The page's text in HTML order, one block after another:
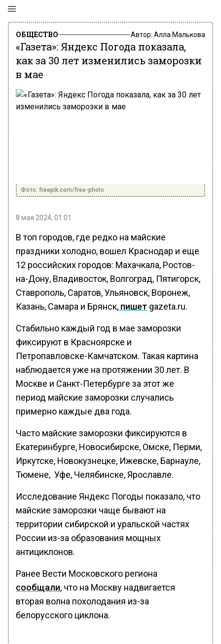
ОБЩЕСТВО Автор: Алла Малькова
«Газета»: Яндекс Погода показала,
как за 30 лет изменились заморозки
в мае
Фото: freepik.com/free-photo
8 мая 2024, 01:01
В топ городов, где редко на майские
праздники холодно, вошел Краснодар и еще
12 российских городов: Махачкала, Ростов-
на-Дону, Владивосток, Волгоград, Пятигорск,
Ставрополь, Саратов, Ульяновск, Воронеж,
Казань, Самара и Брянск, пишет gazeta.ru.
Стабильно каждый год в мае заморозки
фиксируют в Красноярске и
Петропавловске-Камчатском. Такая картина
наблюдается уже на протяжении 30 лет. В
Москве и Санкт-Петербурге за этот же
период майские заморозки случались
примерно каждые два года.
Часто майские заморозки фиксируются в
Екатеринбурге, Новосибирске, Омске, Перми,
Иркутске, Новокузнецке, Ижевске, Барнауле,
Тюмене, Уфе, Челябинске, Ярославле.
Исследование Яндекс Погоды показало, что
майские заморозки чаще бывают на
территории сибирской и уральской частях
России из-за образования мощных
антициклонов.
Ранее Вести Московского региона
сообщали, что на Москву надвигается
вторая волна похолодания из-за
белорусского циклона.